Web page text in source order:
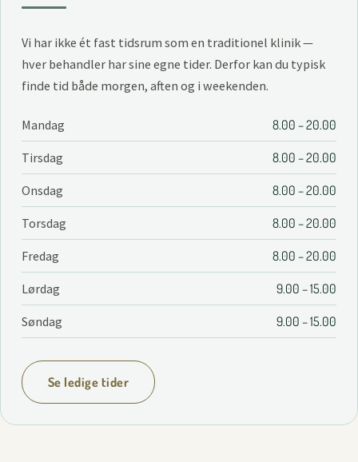
Vi har ikke ét fast tidsrum som en traditionel klinik —
hver behandler har sine egne tider. Derfor kan du typisk
finde tid både morgen, aften og i weekenden.
Mandag 8.00 – 20.00
Tirsdag 8.00 – 20.00
Onsdag 8.00 – 20.00
Torsdag 8.00 – 20.00
Fredag 8.00 – 20.00
Lørdag 9.00 – 15.00
Søndag 9.00 – 15.00
Se ledige tider